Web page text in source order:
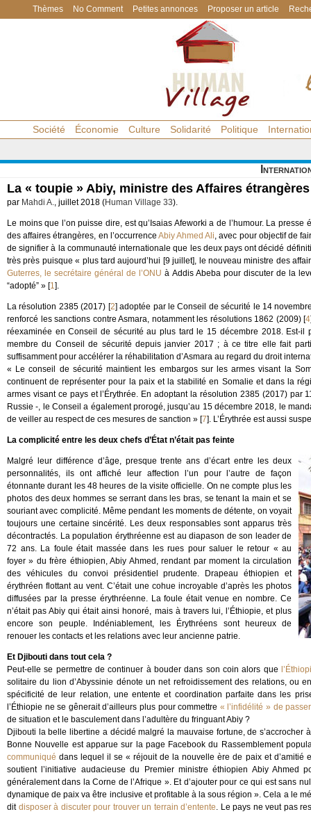
Thèmes No Comment Petites annonces Proposer un article
Société Économie Culture Solidarité Politique
La « toupie » Abiy, ministre des Affaires étrangères
par Mahdi A., juillet 2018 (Human Village 33).
Le moins que l’on puisse dire, est qu’Isaias Afeworki a de l’humour. La
des affaires étrangères, en l’occurrence Abiy Ahmed Ali, avec pour objectif de
de signifier à la communauté internationale que les deux pays ont décidé
très près puisque « plus tard aujourd’hui [9 juillet], le nouveau ministre des
Guterres, le secrétaire général de l’ONU à Addis Abeba pour discuter de la
“adopté” » [1].
La résolution 2385 (2017) [2] adoptée par le Conseil de sécurité le 14
renforcé les sanctions contre Asmara, notamment les résolutions 1862 (2009)[4
réexaminée en Conseil de sécurité au plus tard le 15 décembre 2018. Est-il
membre du Conseil de sécurité depuis janvier 2017 ; à ce titre elle fait
suffisamment pour accélérer la réhabilitation d’Asmara au regard du droit
« Le conseil de sécurité maintient les embargos sur les armes visant la
continuent de représenter pour la paix et la stabilité en Somalie et dans la
armes visant ce pays et l’Érythrée. En adoptant la résolution 2385 (2017)
Russie -, le Conseil a également prorogé, jusqu’au 15 décembre 2018, le
de veiller au respect de ces mesures de sanction » [7]. L’Érythrée est aussi
La complicité entre les deux chefs d’État n’était pas feinte
Malgré leur différence d’âge, presque trente ans d’écart entre les deux
personnalités, ils ont affiché leur affection l’un pour l’autre de façon
étonnante durant les 48 heures de la visite officielle. On ne compte plus les
photos des deux hommes se serrant dans les bras, se tenant la main et se
souriant avec complicité. Même pendant les moments de détente, on voyait
toujours une certaine sincérité. Les deux responsables sont apparus très
décontractés. La population érythréenne est au diapason de son leader de
72 ans. La foule était massée dans les rues pour saluer le retour « au
foyer » du frère éthiopien, Abiy Ahmed, rendant par moment la circulation
des véhicules du convoi présidentiel prudente. Drapeau éthiopien et
érythréen flottant au vent. C’était une cohue incroyable d’après les photos
diffusées par la presse érythréenne. La foule était venue en nombre. Ce
n’était pas Abiy qui était ainsi honoré, mais à travers lui, l’Éthiopie, et plus
encore son peuple. Indéniablement, les Érythréens sont heureux de
renouer les contacts et les relations avec leur ancienne patrie.
Et Djibouti dans tout cela ?
Peut-elle se permettre de continuer à bouder dans son coin alors que
solitaire du lion d’Abyssinie dénote un net refroidissement des relations, ou
spécificité de leur relation, une entente et coordination parfaite dans les
l’Éthiopie ne se gênerait d’ailleurs plus pour commettre « l’infidélité » de
de situation et le basculement dans l’adultère du fringuant Abiy ?
Djibouti la belle libertine a décidé malgré la mauvaise fortune, de
Bonne Nouvelle est apparue sur la page Facebook du Rassemblement
communiqué dans lequel il se « réjouit de la nouvelle ère de paix et d’amitié
soutient l’initiative audacieuse du Premier ministre éthiopien Abiy
généralement dans la Corne de l’Afrique ». Et d’ajouter pour ce qui est sans
dynamique de paix va être inclusive et profitable à la sous région ». Cela a le
dit disposer à discuter pour trouver un terrain d’entente. Le pays ne veut pas